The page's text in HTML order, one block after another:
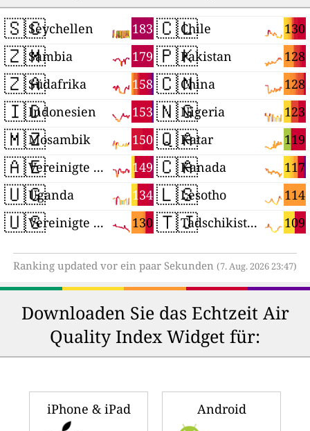
🇸🇨 183
Seychellen
🇿🇲 179
Sambia
🇿🇦 158
Südafrika
🇮🇩 153
Indonesien
🇲🇿 150
Mosambik
🇦🇪 149
Vereinigte Arabische Emirate
🇺🇬 134
Uganda
🇺🇸 130
Vereinigte Staaten
🇨🇱 130
Chile
🇵🇰 128
Pakistan
🇨🇳 128
China
🇳🇬 123
Nigeria
🇶🇦 119
Katar
🇨🇦 117
Kanada
🇱🇸 114
Lesotho
🇹🇯 109
Tadschikistan
Ranking updated vor ein paar Sekunden (7. Aug. 2026 23:47)
Downloaden Sie das Echtzeit Air
Quality Index Widget für:
iPhone & iPad Android